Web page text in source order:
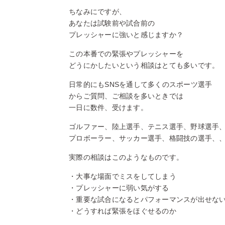
ちなみにですが、
あなたは試験前や試合前の
プレッシャーに強いと感じますか？
この本番での緊張やプレッシャーを
どうにかしたいという相談はとても多いです。
日常的にもSNSを通して多くのスポーツ選手
からご質問、ご相談を多いときでは
一日に数件、受けます。
ゴルファー、陸上選手、テニス選手、野球選手
プロボーラー、サッカー選手、格闘技の選手、、
実際の相談はこのようなものです。
・大事な場面でミスをしてしまう
・プレッシャーに弱い気がする
・重要な試合になるとパフォーマンスが出せな
・どうすれば緊張をほぐせるのか